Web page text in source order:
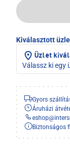
Kiválasztott
Üzlet
Válassz ki egy
Gyors
Áruházi
eshop@
Biztonságos